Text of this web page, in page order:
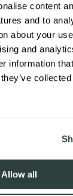
content
and to
about your
and
information
Allow all
puis-
il pour
livraison ?
10%
10% off
order.